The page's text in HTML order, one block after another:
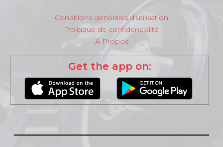
Conditions générales d'utilisation
Politique de confidencialité
À Propos
Get the app on: